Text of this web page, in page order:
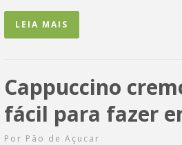
LEIA MAIS
Cappuccino
fácil para fazer
Por Pão de Açucar